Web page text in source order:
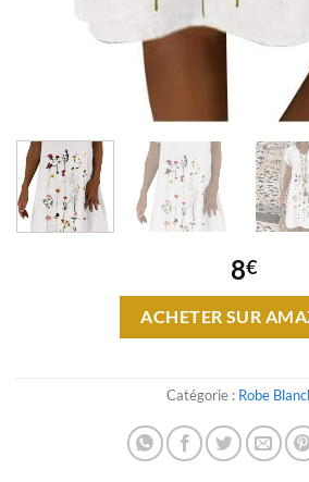
8€
ACHETER SUR
Catégorie : Robe